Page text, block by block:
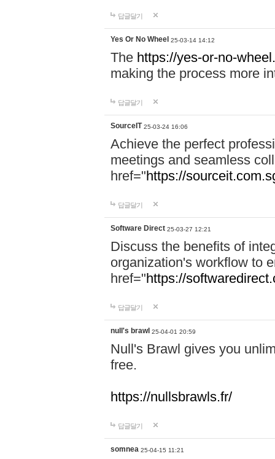
답글달기
Yes Or No Wheel 25-03-14 14:12
The https://yes-or-no-
making the process more
답글달기
SourceIT 25-03-24 16:06
Achieve the perfect
meetings and seamless
href="https://
답글달기
Software Direct 25-03-27 12:21
Discuss the benefits of
organization's workflow to
href="https://
답글달기
null's brawl 25-04-01 20:59
Null's Brawl gives you
free.
https://nullsbrawls.fr/
답글달기
somnea 25-04-15 11:21